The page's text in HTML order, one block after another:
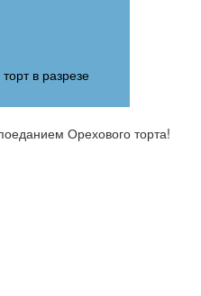
в разрезе
Орехового торта!